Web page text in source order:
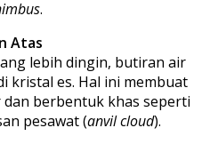
.
Atas
lebih dingin, butiran air
kristal es. Hal ini membuat
dan berbentuk khas seperti
pesawat (anvil cloud).